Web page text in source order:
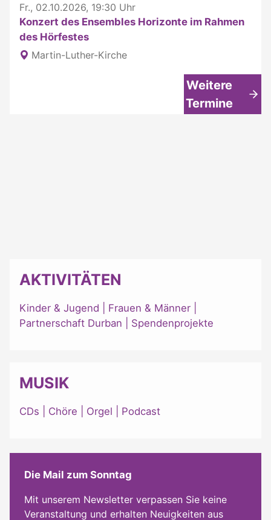
Fr., 02.10.2026, 19:30 Uhr
Konzert des Ensembles Horizonte im Rahmen
des Hörfestes
Martin-Luther-Kirche
Weitere
Termine
AKTIVITÄTEN
Kinder & Jugend Frauen & Männer
Partnerschaft Durban
Spendenprojekte
MUSIK
CDs Chöre Orgel Podcast
Die Mail zum Sonntag
Mit unserem Newsletter verpassen Sie keine
Veranstaltung und erhalten Neuigkeiten aus